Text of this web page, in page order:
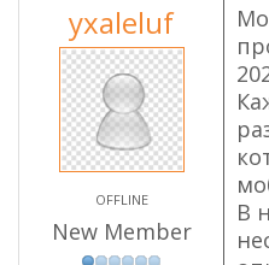
yxaleluf
OFFLINE
New Member
В